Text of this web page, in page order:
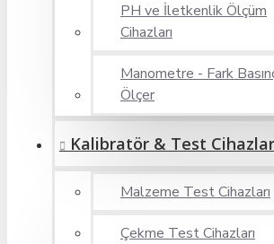
PH ve İletkenlik Ölçüm
Cihazları
Manometre - Fark
Ölçer
Kalibratör & Test
Malzeme Test Cihazları
Çekme Test Cihazları